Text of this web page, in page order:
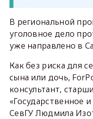
В региональной
уголовное дело
уже направлено в
Как без риска для
сына или дочь,
консультант,
«Государственное
СевГУ Людмила